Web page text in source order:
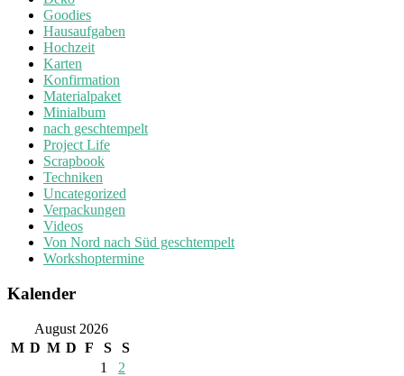
Goodies
Hausaufgaben
Hochzeit
Karten
Konfirmation
Materialpaket
Minialbum
nach geschtempelt
Project Life
Scrapbook
Techniken
Uncategorized
Verpackungen
Videos
Von Nord nach Süd geschtempelt
Workshoptermine
Kalender
August 2026
M D M D F S
S
1
2